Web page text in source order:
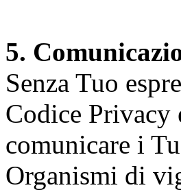
5.
Senza Tuo
Codice Privacy
comunicare i
Organismi di